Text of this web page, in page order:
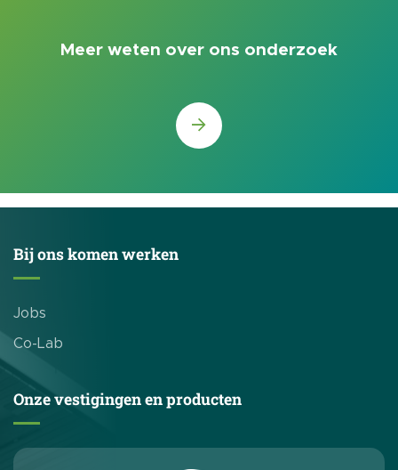
Meer weten over ons onderzoek
Bij ons komen werken
Jobs
Co-Lab
Onze vestigingen en producten